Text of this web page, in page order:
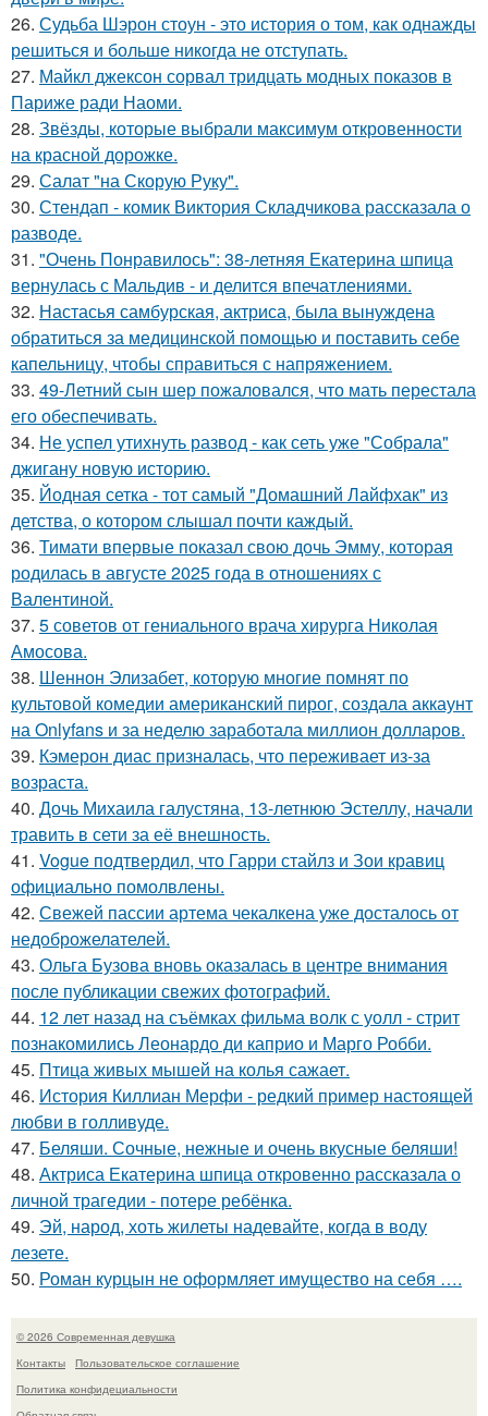
26. Судьба Шэрон стоун - это история о том, как однажды
решиться и больше никогда не отступать.
27. Майкл джексон сорвал тридцать модных показов в
Париже ради Наоми.
28. Звёзды, которые выбрали максимум откровенности
на красной дорожке.
29. Салат "на Скорую Руку".
30. Стендап - комик Виктория Складчикова рассказала о
разводе.
31. "Очень Понравилось": 38-летняя Екатерина шпица
вернулась с Мальдив - и делится впечатлениями.
32. Настасья самбурская, актриса, была вынуждена
обратиться за медицинской помощью и поставить себе
капельницу, чтобы справиться с напряжением.
33. 49-Летний сын шер пожаловался, что мать перестала
его обеспечивать.
34. Не успел утихнуть развод - как сеть уже "Собрала"
джигану новую историю.
35. Йодная сетка - тот самый "Домашний Лайфхак" из
детства, о котором слышал почти каждый.
36. Тимати впервые показал свою дочь Эмму, которая
родилась в августе 2025 года в отношениях с
Валентиной.
37. 5 советов от гениального врача хирурга Николая
Амосова.
38. Шеннон Элизабет, которую многие помнят по
культовой комедии американский пирог, создала аккаунт
на Onlyfans и за неделю заработала миллион долларов.
39. Кэмерон диас призналась, что переживает из-за
возраста.
40. Дочь Михаила галустяна, 13-летнюю Эстеллу, начали
травить в сети за её внешность.
41. Vogue подтвердил, что Гарри стайлз и Зои кравиц
официально помолвлены.
42. Свежей пассии артема чекалкена уже досталось от
недоброжелателей.
43. Ольга Бузова вновь оказалась в центре внимания
после публикации свежих фотографий.
44. 12 лет назад на съёмках фильма волк с уолл - стрит
познакомились Леонардо ди каприо и Марго Робби.
45. Птица живых мышей на колья сажает.
46. История Киллиан Мерфи - редкий пример настоящей
любви в голливуде.
47. Беляши. Сочные, нежные и очень вкусные беляши!
48. Актриса Екатерина шпица откровенно рассказала о
личной трагедии - потере ребёнка.
49. Эй, народ, хоть жилеты надевайте, когда в воду
лезете.
50. Роман курцын не оформляет имущество на себя ….
© 2026 Современная девушка
Контакты
Пользовательское соглашение
Политика конфидециальности